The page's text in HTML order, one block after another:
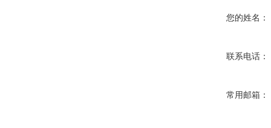
您的姓名：
联系电话：
常用邮箱：